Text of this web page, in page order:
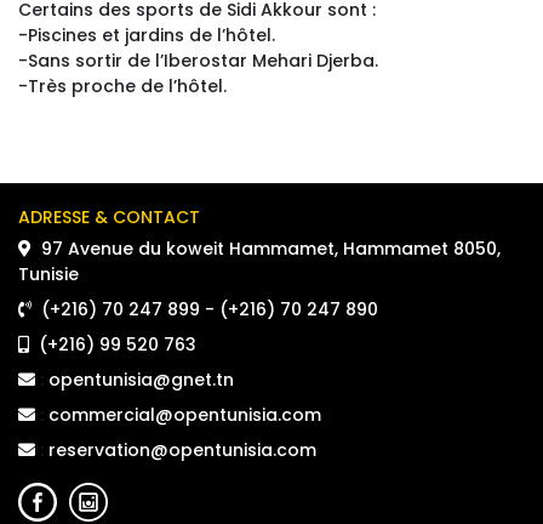
Certains des sports de Sidi Akkour sont :
-Piscines et jardins de l’hôtel.
-Sans sortir de l’Iberostar Mehari Djerba.
-Très proche de l’hôtel.
ADRESSE & CONTACT
97 Avenue du koweit Hammamet, Hammamet 8050,
Tunisie
(+216) 70 247 899 - (+216) 70 247 890
(+216) 99 520 763
: opentunisia@gnet.tn
: commercial@opentunisia.com
: reservation@opentunisia.com